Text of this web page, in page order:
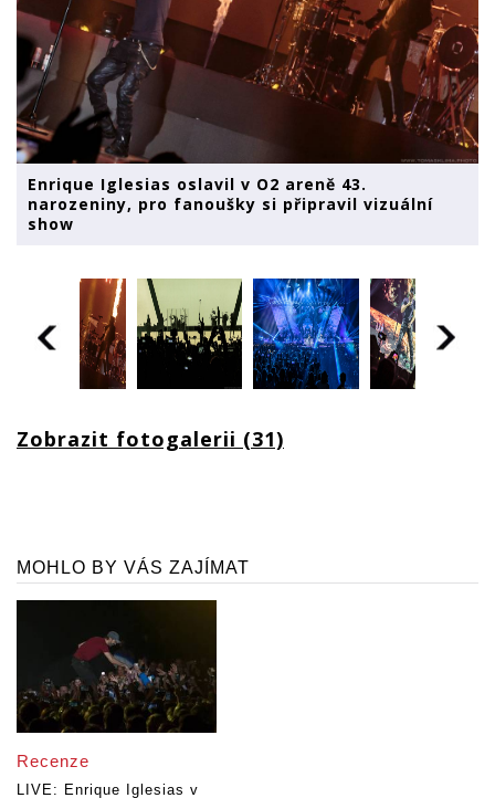
Enrique Iglesias oslavil v O2 areně 43.
narozeniny, pro fanoušky si připravil vizuální
show
Zobrazit fotogalerii (31)
MOHLO BY VÁS ZAJÍMAT
Recenze
LIVE: Enrique Iglesias v